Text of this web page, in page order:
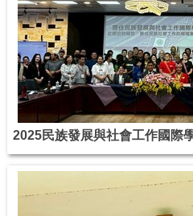
2025民族發展與社會工作國際